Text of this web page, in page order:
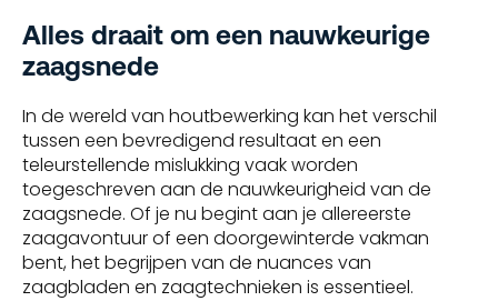
Alles draait om een nauwkeurige
zaagsnede
In de wereld van houtbewerking kan het verschil
tussen een bevredigend resultaat en een
teleurstellende mislukking vaak worden
toegeschreven aan de nauwkeurigheid van de
zaagsnede. Of je nu begint aan je allereerste
zaagavontuur of een doorgewinterde vakman
bent, het begrijpen van de nuances van
zaagbladen en zaagtechnieken is essentieel.